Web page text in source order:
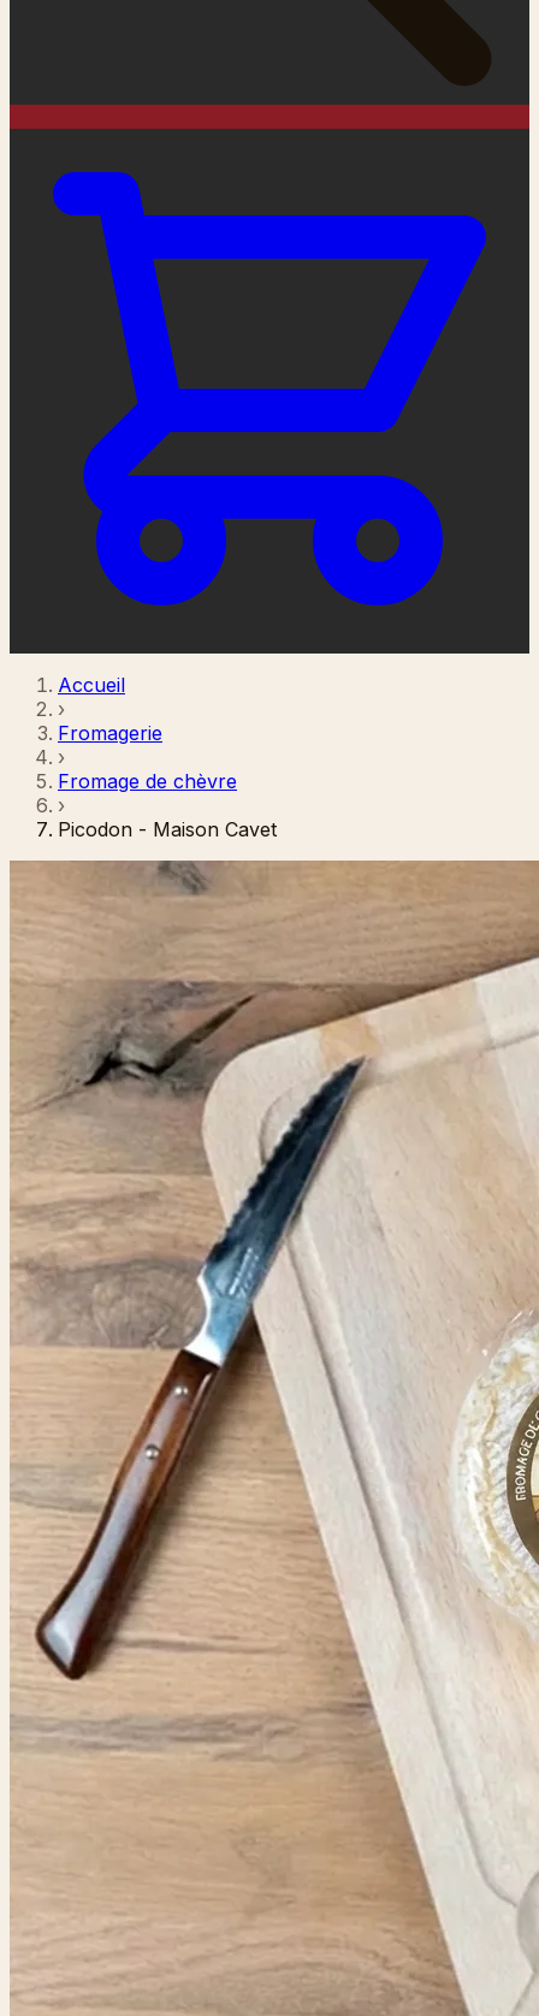
Accueil
›
Fromagerie
›
Fromage de chèvre
›
Picodon - Maison Cavet